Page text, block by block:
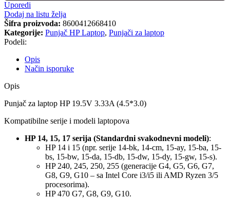
Uporedi
Dodaj na listu želja
Šifra proizvoda: 8600412668410
Kategorije: Punjač HP Laptop, Punjači za laptop
Podeli:
Opis
Način isporuke
Opis
Punjač za laptop HP 19.5V 3.33A (4.5*3.0)
Kompatibilne serije i modeli laptopova
HP 14, 15, 17 serija (Standardni svakodnevni modeli):
HP 14 i 15 (npr. serije 14-bk, 14-cm, 15-ay, 15-ba, 15-
bs, 15-bw, 15-da, 15-db, 15-dw, 15-dy, 15-gw, 15-s).
HP 240, 245, 250, 255 (generacije G4, G5, G6, G7,
G8, G9, G10 – sa Intel Core i3/i5 ili AMD Ryzen 3/5
procesorima).
HP 470 G7, G8, G9, G10.